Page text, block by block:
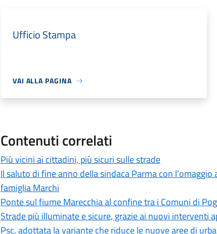
Ufficio Stampa
VAI ALLA PAGINA
Contenuti correlati
Più vicini ai cittadini, più sicuri sulle strade
Il saluto di fine anno della sindaca Parma con l’omaggio
famiglia Marchi
Ponte sul fiume Marecchia al confine tra i Comuni di
Strade più illuminate e sicure, grazie ai nuovi interventi
Psc, adottata la variante che riduce le nuove aree di